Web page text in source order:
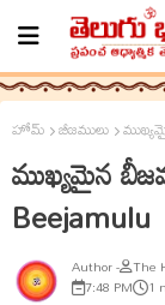
హోమ్ బీజములు
ముఖ్యమైన
Beejamulu
The
7:48 PM 1